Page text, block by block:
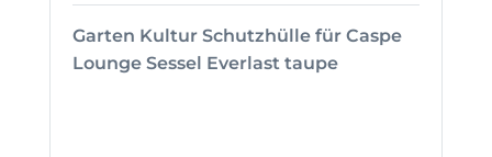
Garten Kultur Schutzhülle für Caspe
Lounge Sessel Everlast taupe